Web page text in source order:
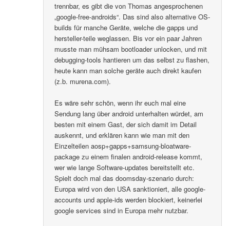
trennbar, es gibt die von Thomas angesprochenen
„google-free-androids“. Das sind also alternative OS-
builds für manche Geräte, welche die gapps und
hersteller-teile weglassen. Bis vor ein paar Jahren
musste man mühsam bootloader unlocken, und mit
debugging-tools hantieren um das selbst zu flashen,
heute kann man solche geräte auch direkt kaufen
(z.b. murena.com).
Es wäre sehr schön, wenn ihr euch mal eine
Sendung lang über android unterhalten würdet, am
besten mit einem Gast, der sich damit im Detail
auskennt, und erklären kann wie man mit den
Einzelteilen aosp+gapps+samsung-bloatware-
package zu einem finalen android-release kommt,
wer wie lange Software-updates bereitstellt etc.
Spielt doch mal das doomsday-szenario durch:
Europa wird von den USA sanktioniert, alle google-
accounts und apple-ids werden blockiert, keinerlei
google services sind in Europa mehr nutzbar.